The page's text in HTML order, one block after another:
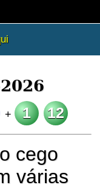
+ 1 12
cego
várias